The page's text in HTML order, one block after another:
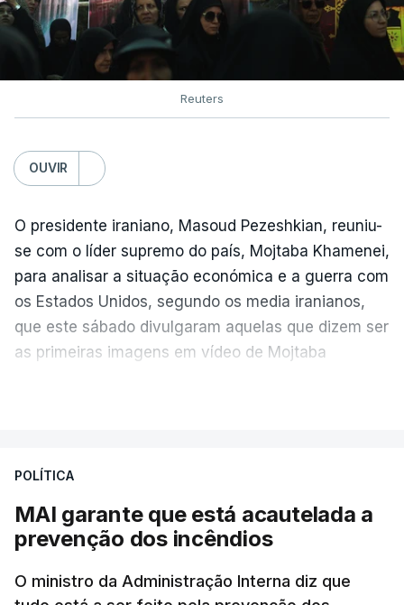
Reuters
OUVIR
O presidente iraniano, Masoud Pezeshkian, reuniu-
se com o líder supremo do país, Mojtaba Khamenei,
para analisar a situação económica e a guerra com
os Estados Unidos, segundo os media iranianos,
que este sábado divulgaram aquelas que dizem ser
as primeiras imagens em vídeo de Mojtaba
Mehr na rede social Telegram, como aquilo que
israelita, que nos últimos tempos vem dando conta
de que o líder supremo iraniano estará em estado
crítico na sequência do bombardeamento que no
último dia de fevereiro passado matou o pai, o
POLÍTICA
MAI garante que está acautelada a
prevenção dos incêndios
O ministro da Administração Interna diz que